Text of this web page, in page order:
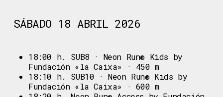
SÁBADO 18 ABRIL 2026
18:00 h. SUB8 · Neon Run® Kids by
Fundación «la Caixa» · 450 m
18:10 h. SUB10 · Neon Run® Kids by
Fundación «la Caixa» · 600 m